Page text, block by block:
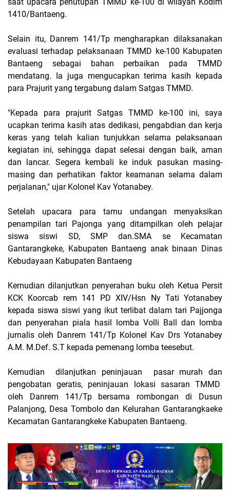
1410/Bantaeng.
Selain itu, Danrem 141/Tp mengharapkan dilaksanakan
evaluasi terhadap pelaksanaan TMMD ke-100 Kabupaten
Bantaeng sebagai bahan perbaikan pada TMMD
mendatang. Ia juga mengucapkan terima kasih kepada
para Prajurit yang tergabung dalam Satgas TMMD.
"Kepada para prajurit Satgas TMMD ke-100 ini, saya
ucapkan terima kasih atas dedikasi, pengabdian dan kerja
keras yang telah kalian tunjukkan selama pelaksanaan
kegiatan ini, sehingga dapat selesai dengan baik, aman
dan lancar. Segera kembali ke induk pasukan masing-
masing dan perhatikan faktor keamanan selama dalam
perjalanan," ujar Kolonel Kav Yotanabey.
Setelah upacara para tamu undangan menyaksikan
penampilan tari Pajonga yang ditampilkan oleh pelajar
siswa siswi SD, SMP dan.SMA se Kecamatan
Gantarangkeke, Kabupaten Bantaeng anak binaan Dinas
Kebudayaan Kabupaten Bantaeng
Kemudian dilanjutkan penyerahan buku oleh Ketua Persit
KCK Koorcab rem 141 PD XIV/Hsn Ny Tati Yotanabey
kepada siswa siswi yang ikut terlibat dalam tari Pajjonga
dan penyerahan piala hasil lomba Volli Ball dan lomba
jurnalis oleh Danrem 141/Tp Kolonel Kav Drs Yotanabey
A.M. M.Def. S.T kepada pemenang lomba teesebut.
Kemudian dilanjutkan peninjauan pasar murah dan
pengobatan geratis, peninjauan lokasi sasaran TMMD
oleh Danrem 141/Tp bersama rombongan di Dusun
Palanjong, Desa Tombolo dan Kelurahan Gantarangkaeke
Kecamatan Gantarangkeke Kabupaten Bantaeng.